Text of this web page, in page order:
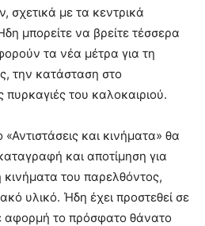
με τα κεντρικά
μπορείτε να βρείτε τέσσερα
τα νέα μέτρα για τη
την κατάσταση στο
πυρκαγιές του καλοκαιριού.
και κινήματα» θα
και αποτίμηση για
του παρελθόντος,
υλικό. Ήδη έχει προστεθεί σε
αφορμή το πρόσφατο θάνατο